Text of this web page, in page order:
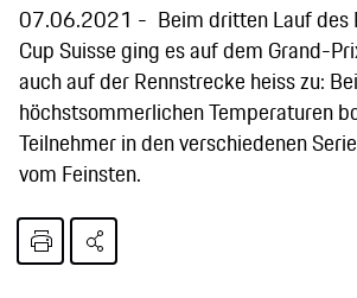
07.06.2021
Beim dritten Lauf des
Cup Suisse ging es auf dem Grand-
auch auf der Rennstrecke heiss zu: Bei
höchstsommerlichen Temperaturen
Teilnehmer in den verschiedenen
vom Feinsten.